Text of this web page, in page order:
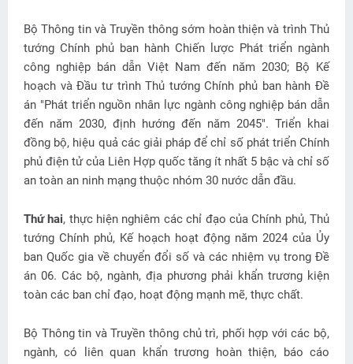
Bộ Thông tin và Truyền thông sớm hoàn thiện và trình Thủ
tướng Chính phủ ban hành Chiến lược Phát triển ngành
công nghiệp bán dẫn Việt Nam đến năm 2030; Bộ Kế
hoạch và Đầu tư trình Thủ tướng Chính phủ ban hành Đề
án "Phát triển nguồn nhân lực ngành công nghiệp bán dẫn
đến năm 2030, định hướng đến năm 2045". Triển khai
đồng bộ, hiệu quả các giải pháp để chỉ số phát triển Chính
phủ điện tử của Liên Hợp quốc tăng ít nhất 5 bậc và chỉ số
an toàn an ninh mạng thuộc nhóm 30 nước dẫn đầu.
Thứ hai, thực hiện nghiêm các chỉ đạo của Chính phủ, Thủ
tướng Chính phủ, Kế hoạch hoạt động năm 2024 của Ủy
ban Quốc gia về chuyển đổi số và các nhiệm vụ trong Đề
án 06. Các bộ, ngành, địa phương phải khẩn trương kiện
toàn các ban chỉ đạo, hoạt động mạnh mẽ, thực chất.
Bộ Thông tin và Truyền thông chủ trì, phối hợp với các bộ,
ngành, có liên quan khẩn trương hoàn thiện, báo cáo